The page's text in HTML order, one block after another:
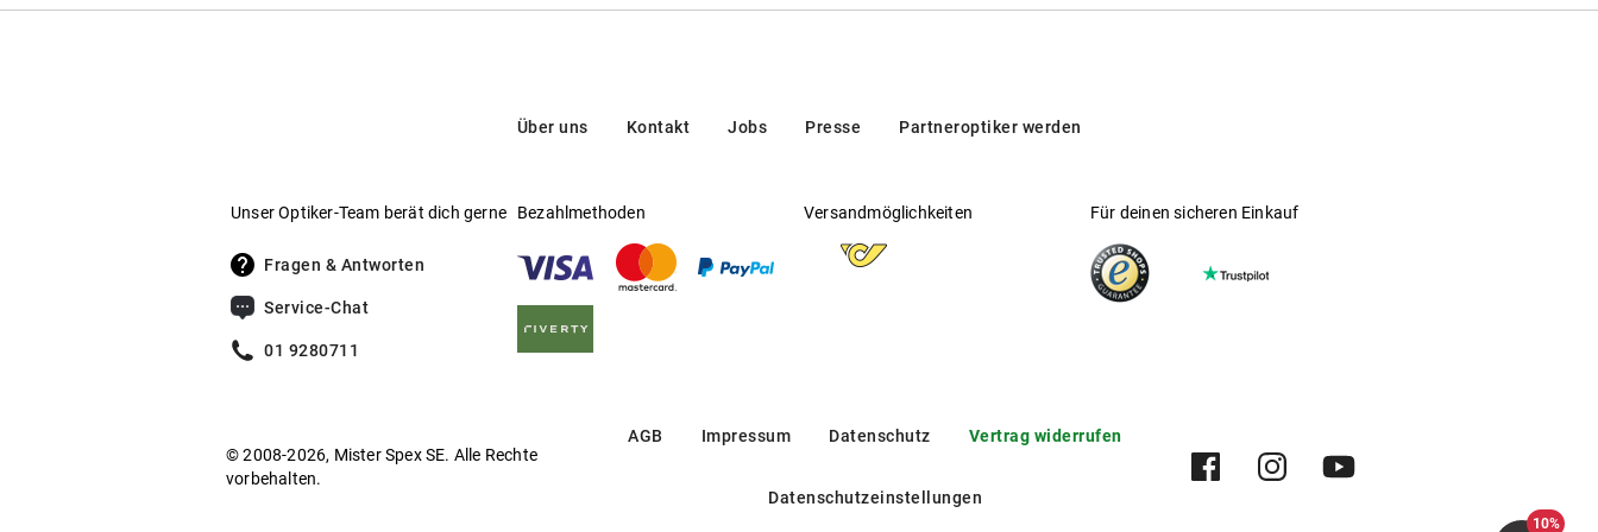
10%
Über uns Kontakt Jobs Presse Partneroptiker werden
Unser Optiker-Team berät dich gerne
Fragen & Antworten
Service-Chat
01 9280711
Bezahlmethoden Versandmöglichkeiten Für deinen sicheren Einkauf
© 2008-2026, Mister Spex SE. Alle Rechte
vorbehalten.
AGB Impressum Datenschutz Vertrag widerrufen
Datenschutzeinstellungen